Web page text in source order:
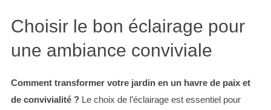
Choisir le bon éclairage pour
une ambiance conviviale
Comment transformer votre jardin en un havre de paix et
de convivialité ?Le choix de l’éclairage est essentiel pour